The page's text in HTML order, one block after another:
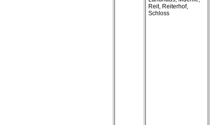
Reit, Reiterhof,
Schloss